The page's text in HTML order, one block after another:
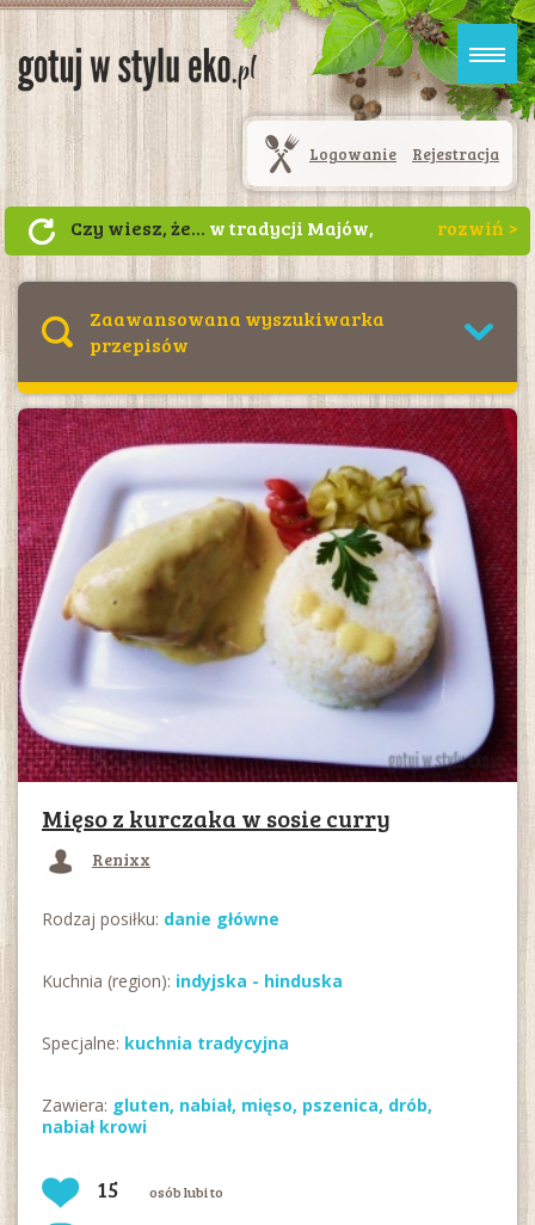
Logowanie Rejestracja
Czy wiesz, że... w tradycji Majów,
mężczyzna podczas zaręczyn był
zobowiązany obdarować wybrankę
Zaawansowana wyszukiwarka
przepisów
Mięso z kurczaka w sosie curry
Renixx
Rodzaj posiłku: danie główne
Kuchnia (region): indyjska - hinduska
Specjalne: kuchnia tradycyjna
Zawiera: gluten, nabiał, mięso, pszenica, drób,
nabiał krowi
15 osób lubi to